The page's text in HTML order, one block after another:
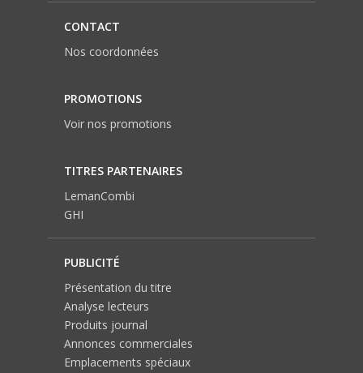
CONTACT
Nos coordonnées
PROMOTIONS
Voir nos promotions
TITRES PARTENAIRES
LemanCombi
GHI
PUBLICITÉ
Présentation du titre
Analyse lecteurs
Produits journal
Annonces commerciales
Emplacements spéciaux